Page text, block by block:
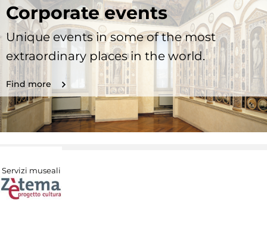
Corporate events
Unique events in some of the most
extraordinary places in the world.
Find more
Servizi museali